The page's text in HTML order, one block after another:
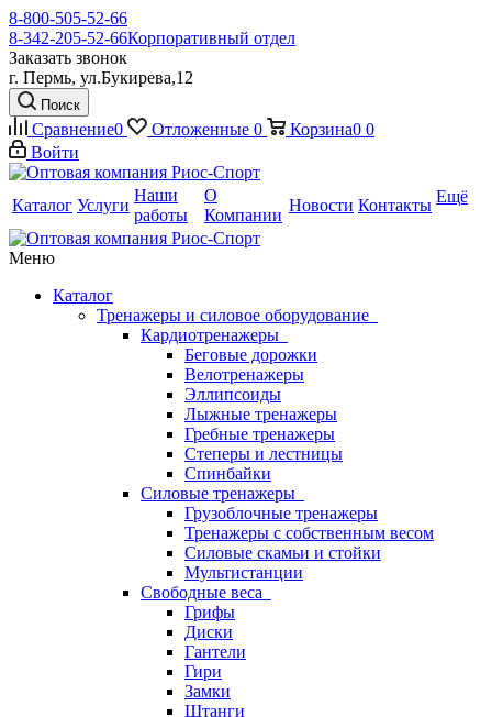
8-800-505-52-66
8-342-205-52-66Корпоративный отдел
Заказать звонок
г. Пермь, ул.Букирева,12
Поиск
Сравнение0 Отложенные 0 Корзина0 0
Войти
Каталог Услуги
Наши
работы
О
Компании
Новости Контакты Ещё
Меню
Каталог
Тренажеры и силовое оборудование
Кардиотренажеры
Беговые дорожки
Велотренажеры
Эллипсоиды
Лыжные тренажеры
Гребные тренажеры
Степеры и лестницы
Спинбайки
Силовые тренажеры
Грузоблочные тренажеры
Тренажеры с собственным весом
Силовые скамьи и стойки
Мультистанции
Свободные веса
Грифы
Диски
Гантели
Гири
Замки
Штанги